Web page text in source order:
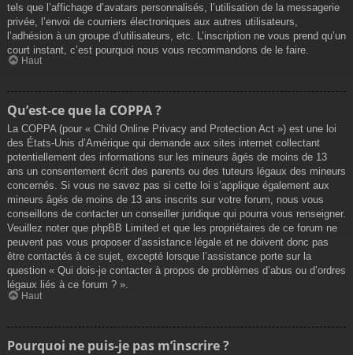
tels que l’affichage d’avatars personnalisés, l’utilisation de la messagerie
privée, l’envoi de courriers électroniques aux autres utilisateurs,
l’adhésion à un groupe d’utilisateurs, etc. L’inscription ne vous prend qu’un
court instant, c’est pourquoi nous vous recommandons de le faire.
Haut
Qu’est-ce que la COPPA ?
La COPPA (pour « Child Online Privacy and Protection Act ») est une loi
des États-Unis d’Amérique qui demande aux sites internet collectant
potentiellement des informations sur les mineurs âgés de moins de 13
ans un consentement écrit des parents ou des tuteurs légaux des mineurs
concernés. Si vous ne savez pas si cette loi s’applique également aux
mineurs âgés de moins de 13 ans inscrits sur votre forum, nous vous
conseillons de contacter un conseiller juridique qui pourra vous renseigner.
Veuillez noter que phpBB Limited et que les propriétaires de ce forum ne
peuvent pas vous proposer d’assistance légale et ne doivent donc pas
être contactés à ce sujet, excepté lorsque l’assistance porte sur la
question « Qui dois-je contacter à propos de problèmes d’abus ou d’ordres
légaux liés à ce forum ? ».
Haut
Pourquoi ne puis-je pas m’inscrire ?